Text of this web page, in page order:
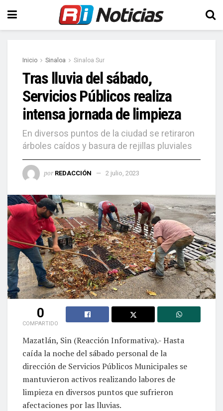
Inicio Sinaloa Sinaloa Sur
Tras lluvia del sábado,
Servicios Públicos realiza
intensa jornada de limpieza
En diversos puntos de la ciudad se retiraron
árboles caídos y basura de rejillas pluviales
por REDACCIÓN 2 julio, 2023
0
COMPARTIDO
Mazatlán, Sin (Reacción Informativa).- Hasta
caída la noche del sábado personal de la
dirección de Servicios Públicos Municipales se
mantuvieron activos realizando labores de
limpieza en diversos puntos que sufrieron
afectaciones por las lluvias.